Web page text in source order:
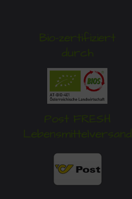
Bio-zertifiziert
durch
Post FRESH
Lebensmittelversand